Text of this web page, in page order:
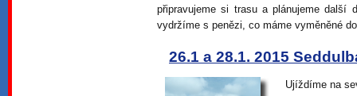
připravujeme si trasu a plánujeme další
vydržíme s penězi, co máme vyměněné
26.1 a 28.1. 2015
Ujíždíme na